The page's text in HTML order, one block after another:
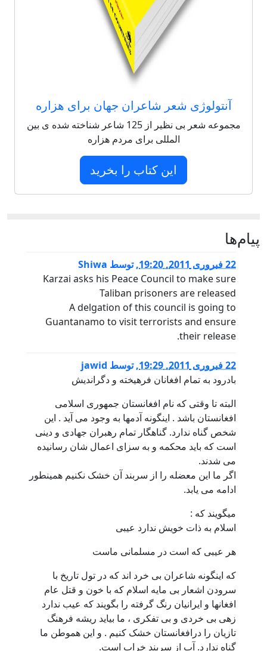
آنتولوژی شعر شاعران جهان برای هزاره
مجموعه شعر بی نظیر از 125 شاعر شناخته شده ی بین
المللی برای مردم هزاره
این کتاب را بخرید
پيام‌ها
22 فبروری 2011, 19:20 ,توسط Shiwa
Karzai asks his Peace Council to make sure
Taliban prisoners are released
A delgation of this council is going to
Guantanamo to visit terrorists and ensure
their release.
22 فبروری 2011, 19:29 ,توسط jawid
بادرود به تمام افغانان فرهیخته و دگراندیش
البته تا وقتی که نام افغانستان جمهوری اسلامی
افغانستان باشد . اینگونه آدمها به وجود می آید . این
شخص گناه ندارد. گناهگار تمام رهبران جهادی و دینی
است که باید محکمه و به سزای اعمال شان رسانیده
می شدند.
اگر ما این معضله را از سربند آن خشک نکنیم همینطور
ادامه می یابد.
میگویند که :
اسلام به ذات خویش ندارد عیبی
هر عیبی که است در مسلمانی ماست
که اینگونه شاعران بی خرد اند که در تول تاریخ با
سرودن اشعار بی مایه اسلام که با خون و قتل عام
افغانها و ایرانیان رنگ گرفته را بگویند که عیب ندارد
زهی بی خردی و بی تفکری ، ما بیاید ریشه فرهنگ
تازیان را درافغانستان خشک کنیم . و این هموطن ما
گناه ندارد. آب از سربند خراب است.